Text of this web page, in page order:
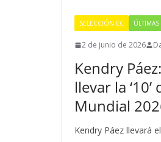
SELECCIÓN EC
2 de junio de 2026
Kendry
llevar la
Mundial
Kendry Páez llevará